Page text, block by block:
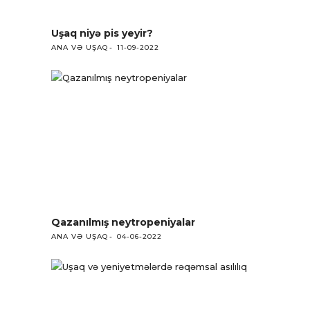
Uşaq niyə pis yeyir?
ANA VƏ UŞAQ 11-09-2022
Qazanılmış neytropeniyalar
ANA VƏ UŞAQ 04-06-2022